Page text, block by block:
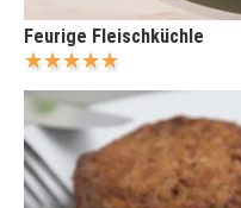
Feurige Fleischküchle